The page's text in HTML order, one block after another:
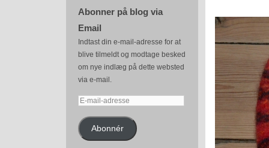
Abonner på blog via
Email
Indtast din e-mail-adresse for at
blive tilmeldt og modtage besked
om nye indlæg på dette websted
via e-mail.
E-
adresseAbonnér